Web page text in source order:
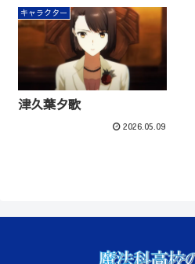
キャラクター
津久葉夕歌
2026.05.09